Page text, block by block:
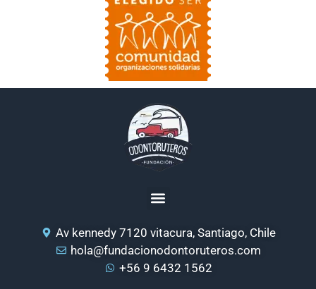
Av kennedy 7120 vitacura, Santiago, Chile
hola@fundacionodontoruteros.com
+56 9 6432 1562